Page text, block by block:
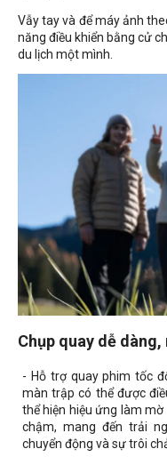
Vẫy tay và để máy ảnh
năng điều khiển bằng cử
du lịch một mình.
Chụp quay dễ
- Hỗ trợ quay phim tốc
màn trập có thể được
thể hiện hiệu ứng làm
chậm, mang đến trải
chuyển động và sự trôi